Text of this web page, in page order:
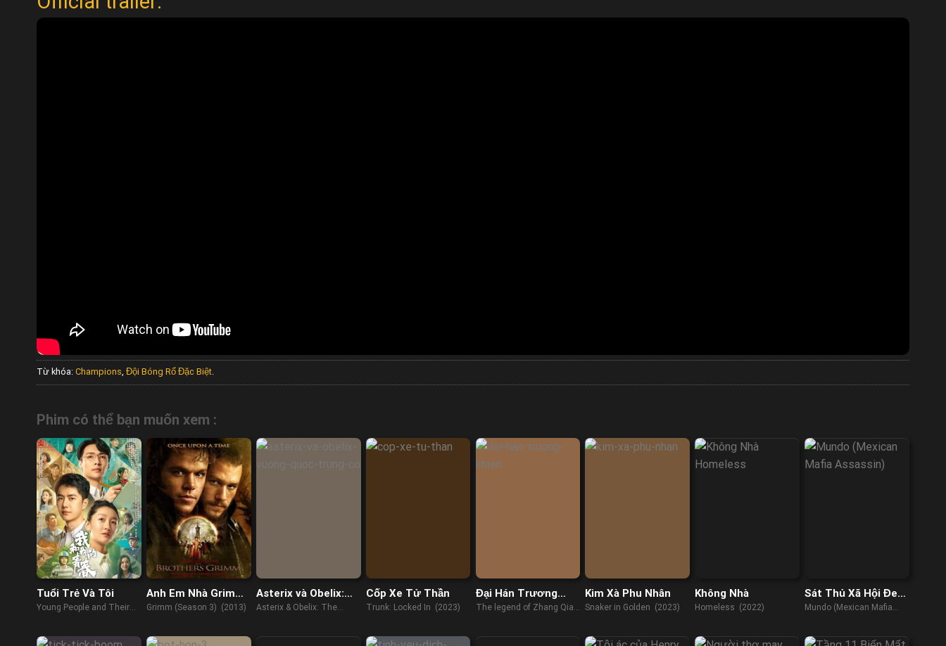
Từ khóa: Champions Đội Bóng Rổ Đặc Biệt
Phim có thể bạn muốn xem :
Tuổi Trẻ Và Tôi
Young People and Their
Anh Em Nhà Grimm
(Phần 3)
Grimm (Season 3) (2013)
Asterix và Obelix:
Vương Quốc Trung
Asterix & Obelix: The
Cốp Xe Tử Thần
Trunk: Locked In (2023)
Đại Hán Trương
Khiên
The legend of Zhang Qian
Kim Xà Phu Nhân
Snaker in Golden (2023)
Không Nhà
Homeless (2022)
Sát Thủ Xã Hội Đen
Mexico
Mundo (Mexican Mafia